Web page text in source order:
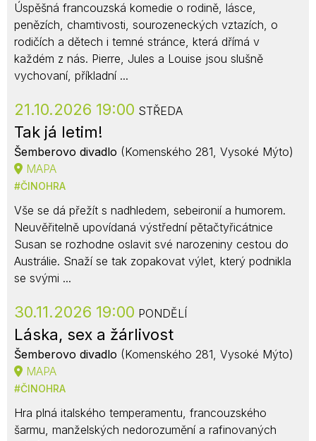
Úspěšná francouzská komedie o rodině, lásce,
penězích, chamtivosti, sourozeneckých vztazích, o
rodičích a dětech i temné stránce, která dřímá v
každém z nás. Pierre, Jules a Louise jsou slušně
vychovaní, příkladní ...
21.10.2026 19:00 STŘEDA
Tak já letim!
Šemberovo divadlo (Komenského 281, Vysoké Mýto)
MAPA
ČINOHRA
Vše se dá přežít s nadhledem, sebeironií a humorem.
Neuvěřitelně upovídaná výstřední pětačtyřicátnice
Susan se rozhodne oslavit své narozeniny cestou do
Austrálie. Snaží se tak zopakovat výlet, který podnikla
se svými ...
30.11.2026 19:00 PONDĚLÍ
Láska, sex a žárlivost
Šemberovo divadlo (Komenského 281, Vysoké Mýto)
MAPA
ČINOHRA
Hra plná italského temperamentu, francouzského
šarmu, manželských nedorozumění a rafinovaných